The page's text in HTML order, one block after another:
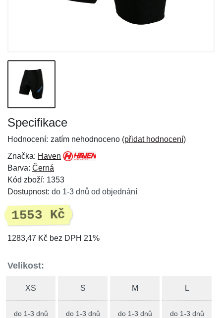
Specifikace
Hodnocení: zatím nehodnoceno (přidat hodnocení)
Značka: Haven
Barva: Černá
Kód zboží: 1353
Dostupnost: do 1-3 dnů od objednání
1553 Kč
1283,47 Kč bez DPH 21%
Velikost:
XS
do 1-3 dnů
S
do 1-3 dnů
M
do 1-3 dnů
L
do 1-3 dnů